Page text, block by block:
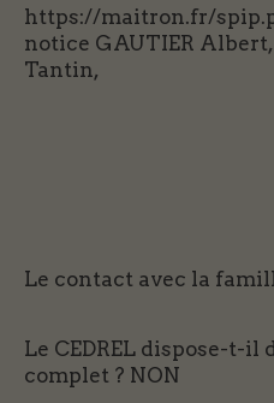
https://maitron.fr/
notice GAUTIER
Tantin,
Le contact avec la
Le CEDREL dispose-t-il
complet ? NON